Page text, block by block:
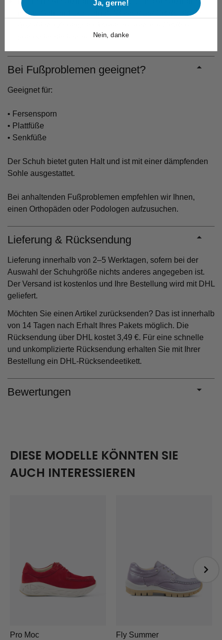
minus Sohlendicke vorne).
*Basiert auf Größe 38; die
Bei Fußproblemen geeignet?
Geeignet für:
• Fersensporn
• Plattfüße
• Senkfüße
Der Schuh bietet guten Halt und ist mit einer dämpfenden
Sohle ausgestattet.
Bei anhaltenden Fußproblemen empfehlen wir Ihnen,
einen Orthopäden oder Podologen aufzusuchen.
Lieferung & Rücksendung
Lieferung innerhalb von 2–5 Werktagen, sofern bei der
Auswahl der Schuhgröße nichts anderes angegeben ist.
Der Versand ist kostenlos und Ihre Bestellung wird mit DHL
geliefert.
Möchten Sie einen Artikel zurücksenden? Das ist innerhalb
von 14 Tagen nach Erhalt Ihres Pakets möglich. Die
Rücksendung über DHL kostet 3,49 €. Für eine schnelle
und unkomplizierte Rücksendung erhalten Sie mit Ihrer
Bestellung ein DHL-Rücksendeetikett.
Bewertungen
DIESE MODELLE KÖNNTEN SIE
AUCH INTERESSIEREN
Pro Moc
Fly Summer
Ja, gerne!
Nein, danke